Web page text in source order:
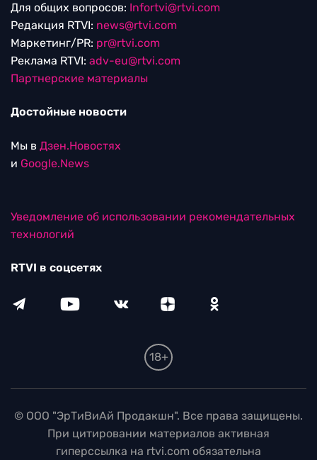
Для общих вопросов: Infortvi@rtvi.com
Редакция RTVI: news@rtvi.com
Маркетинг/PR: pr@rtvi.com
Реклама RTVI: adv-eu@rtvi.com
Партнерские материалы
Достойные новости
Мы в Дзен.Новостях
и Google.News
Уведомление об использовании рекомендательных
технологий
RTVI в соцсетях
18+
© ООО "ЭрТиВиАй Продакшн". Все права защищены.
При цитировании материалов активная
гиперссылка на rtvi.com обязательна